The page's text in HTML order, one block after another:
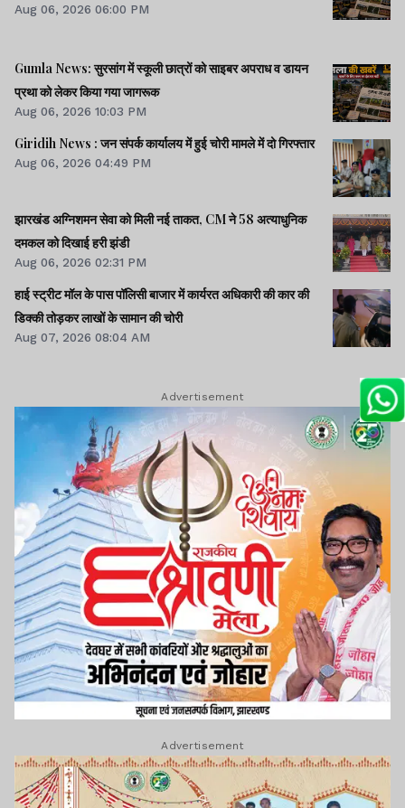
Aug 06, 2026 06:00 PM
Gumla News: सुरसांग में स्कूली छात्रों को साइबर अपराध व डायन
प्रथा को लेकर किया गया जागरूक
Aug 06, 2026 10:03 PM
Giridih News : जन संपर्क कार्यालय में हुई चोरी मामले में दो गिरफ्तार
Aug 06, 2026 04:49 PM
झारखंड अग्निशमन सेवा को मिली नई ताकत, CM ने 58 अत्याधुनिक
दमकल को दिखाई हरी झंडी
Aug 06, 2026 02:31 PM
हाई स्ट्रीट मॉल के पास पॉलिसी बाजार में कार्यरत अधिकारी की कार की
डिक्की तोड़कर लाखों के सामान की चोरी
Aug 07, 2026 08:04 AM
Advertisement
Advertisement